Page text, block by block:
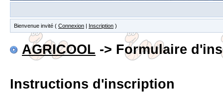
Bienvenue invité ( Connexion | Inscription )
AGRICOOL -> Formulaire
Instructions d'inscription